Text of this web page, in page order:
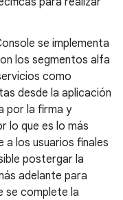
se implementa
los segmentos alfa
como
desde la aplicación
por la firma y
lo que es lo más
a los usuarios finales
postergar la
adelante para
se complete la